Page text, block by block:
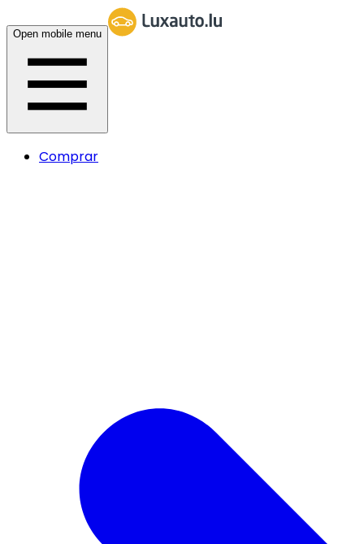
Open mobile menu
Comprar